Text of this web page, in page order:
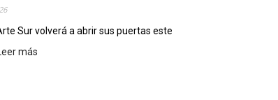
e
Sur volverá a abrir sus puertas este
más